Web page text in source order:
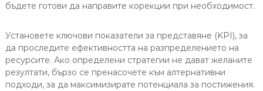
бъдете готови да направите корекции при необходимост.
Установете ключови показатели за представяне (KPI), за
да проследите ефективността на разпределението на
ресурсите. Ако определени стратегии не дават желаните
резултати, бързо се пренасочете към алтернативни
подходи, за да максимизирате потенциала за постижения.